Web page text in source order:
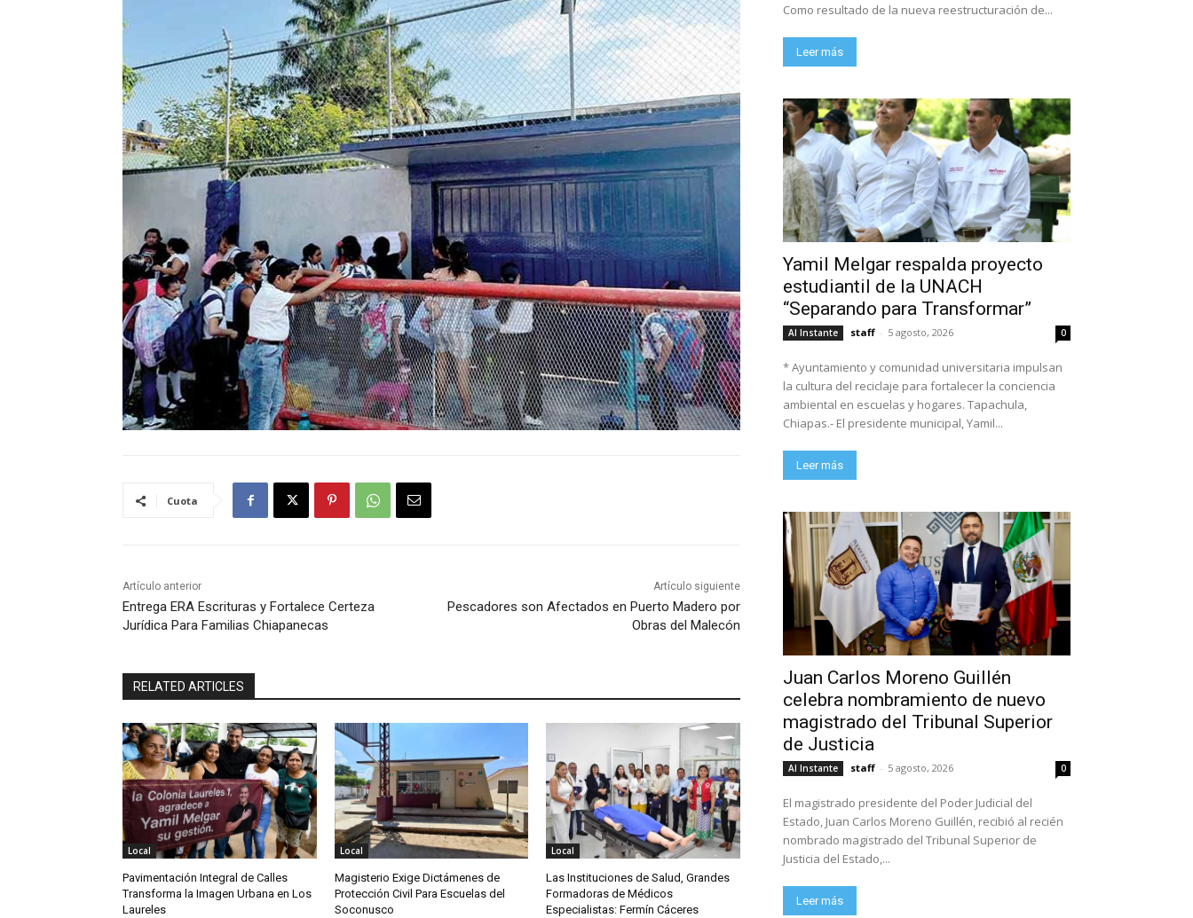
Cuota
Artículo anterior
Entrega ERA Escrituras y Fortalece Certeza
Jurídica Para Familias Chiapanecas
Artículo siguiente
Pescadores son Afectados en Puerto Madero por
Obras del Malecón
RELATED ARTICLES
Local
Pavimentación Integral de Calles
Transforma la Imagen Urbana en Los
Laureles
Local
Magisterio Exige Dictámenes de
Protección Civil Para Escuelas del
Soconusco
Local
Las Instituciones de Salud, Grandes
Formadoras de Médicos
Especialistas: Fermín Cáceres
Como resultado de la nueva reestructuración de...
Leer más
Yamil Melgar respalda proyecto
estudiantil de la UNACH
“Separando para Transformar”
Al Instante staff - 5 agosto, 2026 0
* Ayuntamiento y comunidad universitaria impulsan
la cultura del reciclaje para fortalecer la conciencia
ambiental en escuelas y hogares. Tapachula,
Chiapas.- El presidente municipal, Yamil...
Leer más
Juan Carlos Moreno Guillén
celebra nombramiento de nuevo
magistrado del Tribunal Superior
de Justicia
Al Instante staff - 5 agosto, 2026 0
El magistrado presidente del Poder Judicial del
Estado, Juan Carlos Moreno Guillén, recibió al recién
nombrado magistrado del Tribunal Superior de
Justicia del Estado,...
Leer más